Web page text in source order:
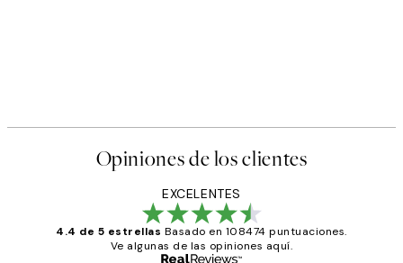
Opiniones de los clientes
EXCELENTES
4.4 de 5 estrellas Basado en 108474 puntuaciones.
Ve algunas de las opiniones aquí.